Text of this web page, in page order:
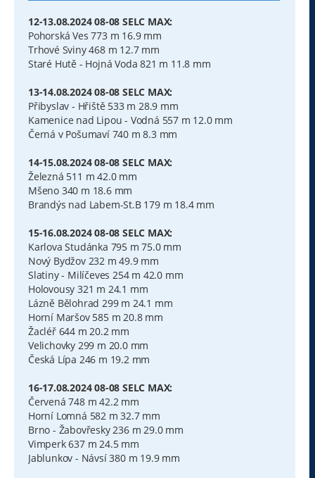
12-13.08.2024 08-08 SELC MAX:
Pohorská Ves 773 m 16.9 mm
Trhové Sviny 468 m 12.7 mm
Staré Hutě - Hojná Voda 821 m 11.8 mm
13-14.08.2024 08-08 SELC MAX:
Přibyslav - Hřiště 533 m 28.9 mm
Kamenice nad Lipou - Vodná 557 m 12.0 mm
Černá v Pošumaví 740 m 8.3 mm
14-15.08.2024 08-08 SELC MAX:
Železná 511 m 42.0 mm
Mšeno 340 m 18.6 mm
Brandýs nad Labem-St.B 179 m 18.4 mm
15-16.08.2024 08-08 SELC MAX:
Karlova Studánka 795 m 75.0 mm
Nový Bydžov 232 m 49.9 mm
Slatiny - Milíčeves 254 m 42.0 mm
Holovousy 321 m 24.1 mm
Lázně Bělohrad 299 m 24.1 mm
Horní Maršov 585 m 20.8 mm
Žacléř 644 m 20.2 mm
Velichovky 299 m 20.0 mm
Česká Lípa 246 m 19.2 mm
16-17.08.2024 08-08 SELC MAX:
Červená 748 m 42.2 mm
Horní Lomná 582 m 32.7 mm
Brno - Žabovřesky 236 m 29.0 mm
Vimperk 637 m 24.5 mm
Jablunkov - Návsí 380 m 19.9 mm